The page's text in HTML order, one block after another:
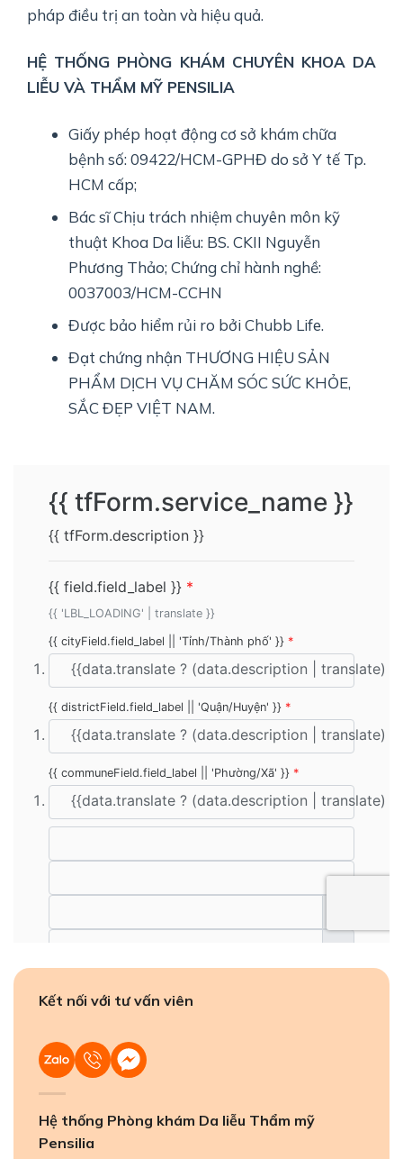
pháp điều trị an toàn và hiệu quả.
HỆ THỐNG PHÒNG KHÁM CHUYÊN KHOA DA
LIỄU VÀ THẨM MỸ PENSILIA
Giấy phép hoạt động cơ sở khám chữa
bệnh số: 09422/HCM-GPHĐ do sở Y tế Tp.
HCM cấp;
Bác sĩ Chịu trách nhiệm chuyên môn kỹ
thuật Khoa Da liễu: BS. CKII Nguyễn
Phương Thảo; Chứng chỉ hành nghề:
0037003/HCM-CCHN
Được bảo hiểm rủi ro bởi Chubb Life.
Đạt chứng nhận THƯƠNG HIỆU SẢN
PHẨM DỊCH VỤ CHĂM SÓC SỨC KHỎE,
SẮC ĐẸP VIỆT NAM.
Kết nối với tư vấn viên
Hệ thống Phòng khám Da liễu Thẩm mỹ
Pensilia